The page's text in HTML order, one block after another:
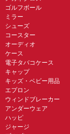
ゴルフボール
ミラー
シューズ
コースター
オーディオ
ケース
電子タバコケース
キャップ
キッズ・ベビー用品
エプロン
ウィンドブレーカー
アンダーウェア
ハッピ
ジャージ